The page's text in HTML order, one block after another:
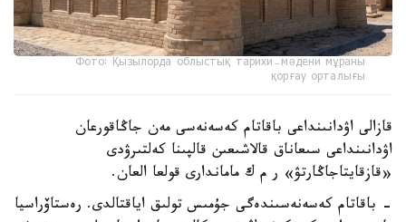
Фото: Қызылорда облыстық тарихи-мәдени мұраны
қорғау орталығы
قازالى اۋدانىنداعى باقاتام كەسەنەسى مەن جاڭاقورعان
اۋدانىنداعى سىعاناق قالاشىعىن قالپىنا كەلتىرۋدى
«قازقايتاجاڭارتۋ» ر م ك ماماندارى قولعا العان.
- باقاتام كەسەنەسىندەگى جۇمىس تولىق اياقتالدى. رەستاۆراسيا